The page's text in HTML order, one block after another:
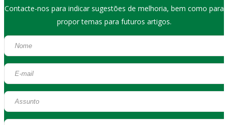
Contacte-nos para indicar sugestões de melhoria, bem como para
propor temas para futuros artigos.